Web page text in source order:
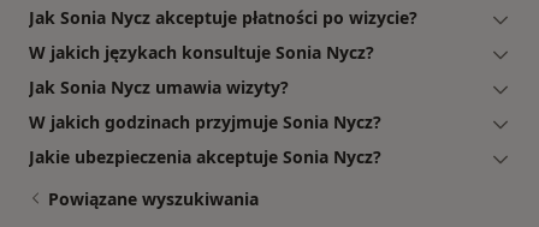
Jak Sonia Nycz akceptuje płatności po wizycie?
W jakich językach konsultuje Sonia Nycz?
Jak Sonia Nycz umawia wizyty?
W jakich godzinach przyjmuje Sonia Nycz?
Jakie ubezpieczenia akceptuje Sonia Nycz?
Powiązane wyszukiwania